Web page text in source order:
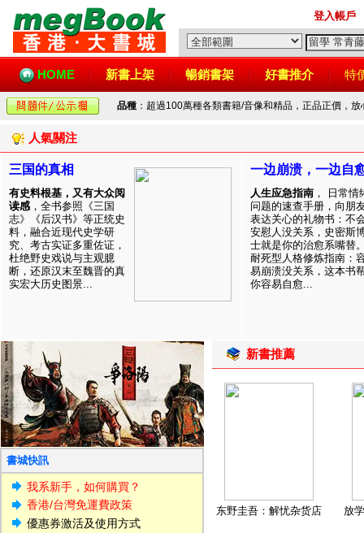
登入帳戶
HOME 新書上架 暢銷書架 好書推介 特
品種 ：超過100萬種各類書籍/音像和精品，正品正價，
人氣關注
三国的真相
有史料根基，又有大众阅
读感 ，全书参照《三国
志》《后汉书》等正统史
料，融合近现代史学研
究、考古实证多重佐证，
杜绝野史戏说与主观臆
断，还原汉末至魏晋的真
实宏大历史图景...
一边崩溃，一边自
人生应急指南 ， 日常情
问题的速查手册，向朋
表达关心的礼物书：不
安慰人没关系，史密斯
士就是你的治愈系嘴替
耐死型人格修炼指南：
易崩溃没关系，这本书
你容易自愈...
書城快訊
我系新手，如何購買？
香港/台灣免運費政策
優惠券激活及使用方式
新書推薦
东野圭吾：解忧杂货店 放